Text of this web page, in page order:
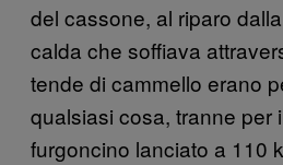
del cassone, al riparo
calda che soffiava
tende di cammello erano
qualsiasi cosa, tranne per
furgoncino lanciato a 110